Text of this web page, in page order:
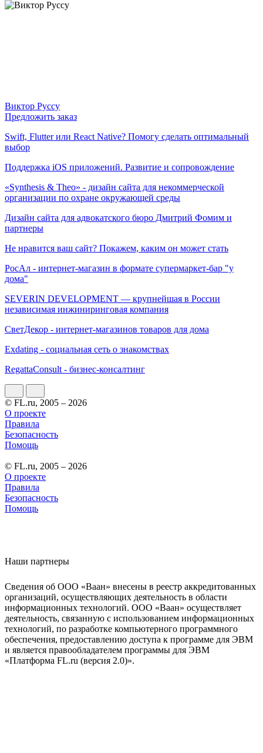
Виктор Руссу
Предложить заказ
Swift, Flutter или React Native? Помогу сделать оптимальный
выбор
Поддержка iOS приложений. Развитие и сопровождение
«Synthesis & Theo» - дизайн сайта для некоммерческой
организации по охране окружающей среды
Дизайн сайта для адвокатского бюро Дмитрий Фомим и
партнеры
Не нравится ваш сайт? Покажем, каким он может стать
РосАл - интернет-магазин в формате супермаркет-бар "у
дома"
SEVERIN DEVELOPMENT — крупнейшая в России
независимая инжиниринговая компания
СветДекор - интернет-магазинов товаров для дома
Exdating - социальная сеть о знакомствах
RegattaConsult - бизнес-консалтинг
© FL.ru, 2005 – 2026
О проекте
Правила
Безопасность
Помощь
© FL.ru, 2005 – 2026
О проекте
Правила
Безопасность
Помощь
Наши партнеры
Сведения об ООО «Ваан» внесены в реестр аккредитованных
организаций, осуществляющих деятельность в области
информационных технологий. ООО «Ваан» осуществляет
деятельность, связанную с использованием информационных
технологий, по разработке компьютерного программного
обеспечения, предоставлению доступа к программе для ЭВМ
и является правообладателем программы для ЭВМ
«Платформа FL.ru (версия 2.0)».